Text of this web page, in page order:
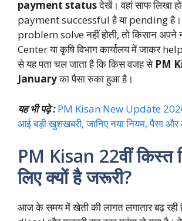
payment statusदेखें। वहां साफ लिखा
payment successful है या pending है।
problem solve नहीं होती, तो किसान अपने
Center या कृषि विभाग कार्यालय में जाकर
से यह पता चल जाता है कि किस वजह सेPM
Januaryका पैसा रुका हुआ है।
यह भी पढ़े : PM Kisan New Update
आई बड़ी खुशखबरी, जानिए नया नियम, पैसा और
PM Kisan 22वीं किस्त
लिए क्यों है जरूरी?
आज के समय में खेती की लागत लगातार बढ़ रही